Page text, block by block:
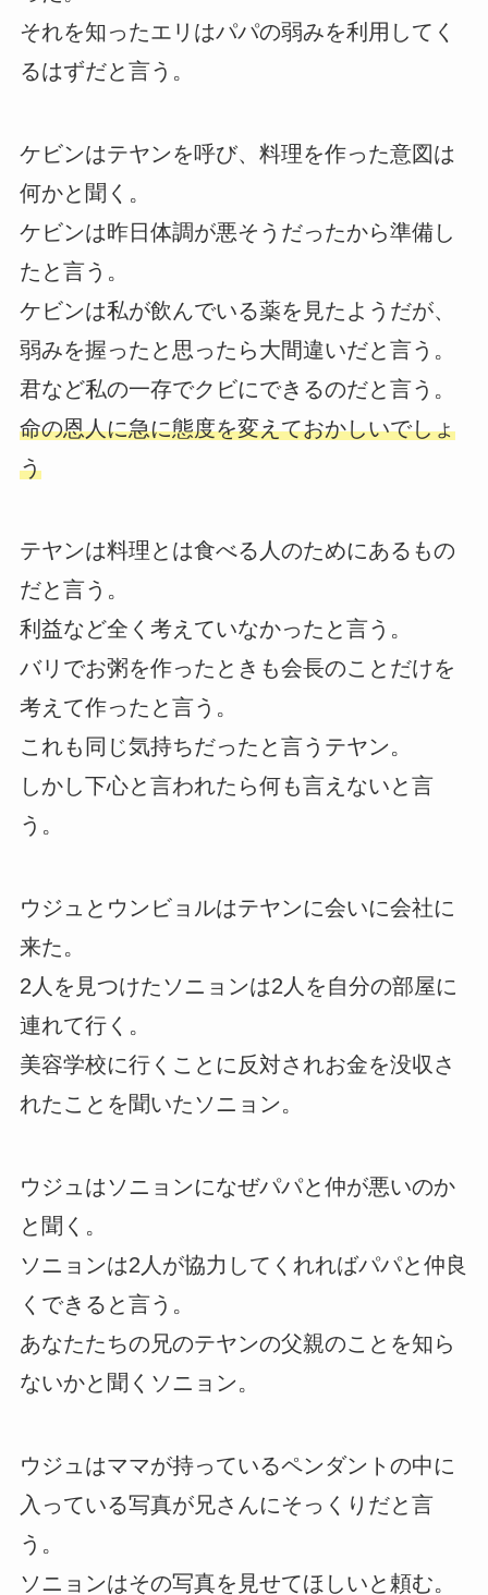
それを知ったエリはパパの弱みを利用してく
るはずだと言う。
ケビンはテヤンを呼び、料理を作った意図は
何かと聞く。
ケビンは昨日体調が悪そうだったから準備し
たと言う。
ケビンは私が飲んでいる薬を見たようだが、
弱みを握ったと思ったら大間違いだと言う。
君など私の一存でクビにできるのだと言う。
命の恩人に急に態度を変えておかしいでしょ
う
テヤンは料理とは食べる人のためにあるもの
だと言う。
利益など全く考えていなかったと言う。
バリでお粥を作ったときも会長のことだけを
考えて作ったと言う。
これも同じ気持ちだったと言うテヤン。
しかし下心と言われたら何も言えないと言
う。
ウジュとウンビョルはテヤンに会いに会社に
来た。
2人を見つけたソニョンは2人を自分の部屋に
連れて行く。
美容学校に行くことに反対されお金を没収さ
れたことを聞いたソニョン。
ウジュはソニョンになぜパパと仲が悪いのか
と聞く。
ソニョンは2人が協力してくれればパパと仲良
くできると言う。
あなたたちの兄のテヤンの父親のことを知ら
ないかと聞くソニョン。
ウジュはママが持っているペンダントの中に
入っている写真が兄さんにそっくりだと言
う。
ソニョンはその写真を見せてほしいと頼む。